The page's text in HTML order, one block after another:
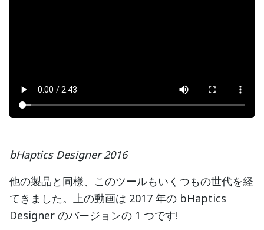
bHaptics Designer 2016
他の製品と同様、このツールもいくつもの世代を経
てきました。上の動画は 2017 年の bHaptics
Designer のバージョンの 1 つです!